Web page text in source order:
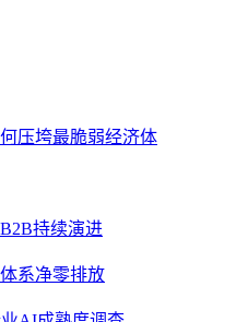
压垮最脆弱经济体
持续演进
系净零排放